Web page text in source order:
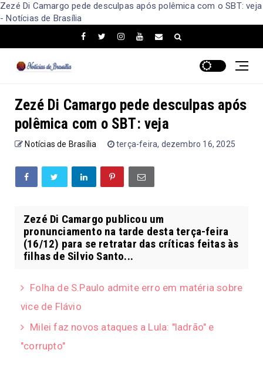
Zezé Di Camargo pede desculpas após polêmica com o SBT: veja
- Notícias de Brasília
Zezé Di Camargo pede desculpas após
polêmica com o SBT: veja
Notícias de Brasília terça-feira, dezembro 16, 2025
Zezé Di Camargo publicou um
pronunciamento na tarde desta terça-feira
(16/12) para se retratar das críticas feitas às
filhas de Silvio Santo...
Folha de S.Paulo admite erro em matéria sobre
vice de Flávio
Milei faz novos ataques a Lula: "ladrão" e
"corrupto"